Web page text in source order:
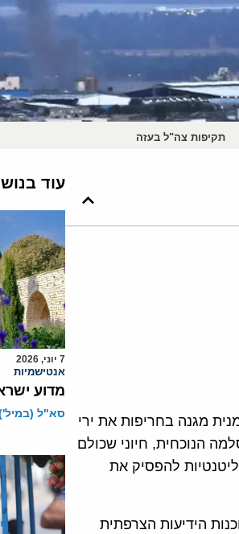
תקיפות צה"ל בעזה
מגנה בחריפות את ירי
הנוכחית, חיוני שכולם
להפסיק את
הידיעות הצרפתית
עוד
7 יוני, 2026
אנטישמיות
מדוע
סא"ל